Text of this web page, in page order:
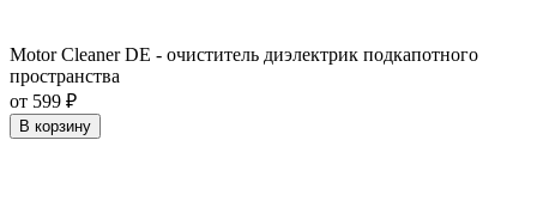
Motor Cleaner DE - очиститель диэлектрик подкапотного
пространства
от 599 ₽
В корзину